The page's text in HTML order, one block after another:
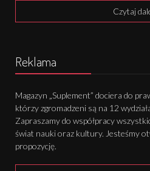
Czytaj
Reklama
Magazyn „Suplement” dociera do
którzy zgromadzeni są na 12
Zapraszamy do współpracy
świat nauki oraz kultury. Jesteśmy
propozycję.